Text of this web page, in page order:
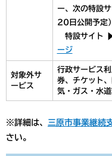
ー、次の特設
20日公開予定
特設サイト
ージ
対象外サ
ービス
行政サービス
券、チケット
気・ガス・水
​※詳細は、 三原市事業継続
さい。